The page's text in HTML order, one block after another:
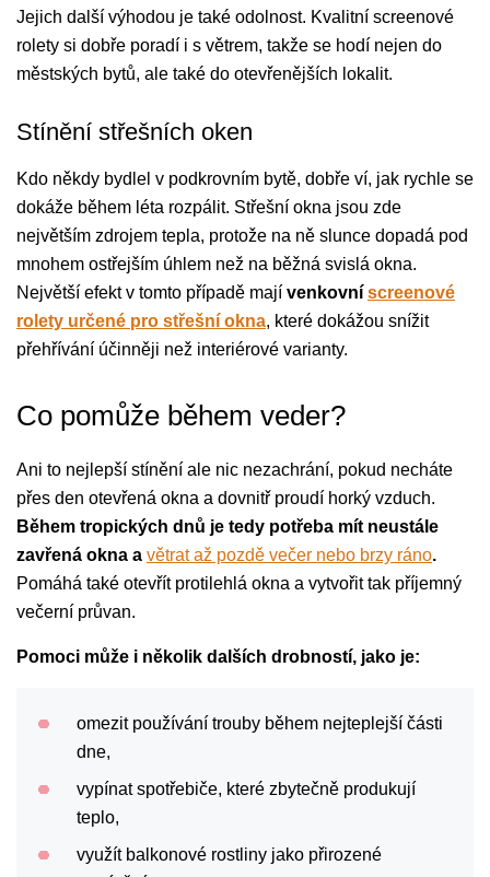
Jejich další výhodou je také odolnost. Kvalitní screenové
rolety si dobře poradí i s větrem, takže se hodí nejen do
městských bytů, ale také do otevřenějších lokalit.
Stínění střešních oken
Kdo někdy bydlel v podkrovním bytě, dobře ví, jak rychle se
dokáže během léta rozpálit. Střešní okna jsou zde
největším zdrojem tepla, protože na ně slunce dopadá pod
mnohem ostřejším úhlem než na běžná svislá okna.
Největší efekt v tomto případě mají venkovní screenové
rolety určené pro střešní okna, které dokážou snížit
přehřívání účinněji než interiérové varianty.
Co pomůže během veder?
Ani to nejlepší stínění ale nic nezachrání, pokud necháte
přes den otevřená okna a dovnitř proudí horký vzduch.
Během tropických dnů je tedy potřeba mít neustále
zavřená okna a větrat až pozdě večer nebo brzy ráno.
Pomáhá také otevřít protilehlá okna a vytvořit tak příjemný
večerní průvan.
Pomoci může i několik dalších drobností, jako je:
omezit používání trouby během nejteplejší části
dne,
vypínat spotřebiče, které zbytečně produkují
teplo,
využít balkonové rostliny jako přirozené